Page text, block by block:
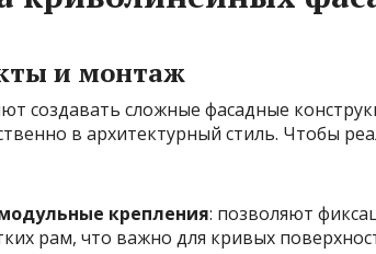
и монтаж
создавать сложные фасадные
в архитектурный стиль. Чтобы
крепления: позволяют
рам, что важно для кривых